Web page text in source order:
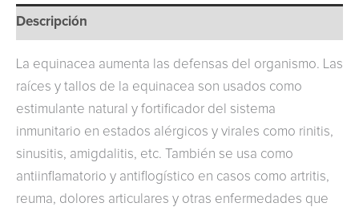
Descripción
La equinacea aumenta las defensas del organismo. Las
raíces y tallos de la equinacea son usados como
estimulante natural y fortificador del sistema
inmunitario en estados alérgicos y virales como rinitis,
sinusitis, amigdalitis, etc. También se usa como
antiinflamatorio y antiflogístico en casos como artritis,
reuma, dolores articulares y otras enfermedades que